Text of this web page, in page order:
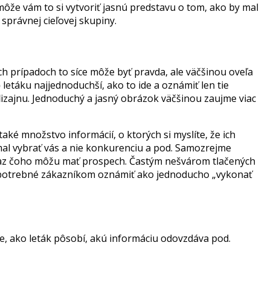
vám to si vytvoriť jasnú predstavu o tom, ako by mal
cieľovej skupiny.
prípadoch to síce môže byť pravda, ale väčšinou oveľa
najjednoduchší, ako to ide a oznámiť len tie
Jednoduchý a jasný obrázok väčšinou zaujme viac
množstvo informácií, o ktorých si myslíte, že ich
vybrať vás a nie konkurenciu a pod. Samozrejme
môžu mať prospech. Častým nešvárom tlačených
zákazníkom oznámiť ako jednoducho „vykonať
ako leták pôsobí, akú informáciu odovzdáva pod.